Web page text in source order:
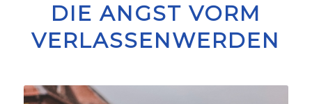
DIE ANGST VORM
VERLASSENWERDEN